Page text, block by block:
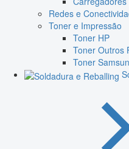
Redes e
Toner e Impressão
Toner HP
Toner Outros
Toner